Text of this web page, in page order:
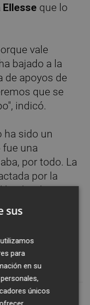
que lo
vale
bajado a la
de apoyos de
que se
indicó.
ha sido un
una
por todo. La
por la
hecho de jugar
y los
sitio muy
y las
OPEN VALENCIA 2015
sus
para
en su
únicos